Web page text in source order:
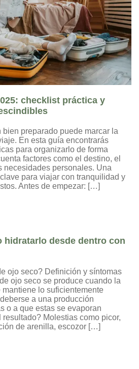
checklist práctica y
preparado puede marcar la
En esta guía encontrarás
para organizarlo de forma
factores como el destino, el
necesidades personales. Una
para viajar con tranquilidad y
Antes de empezar: […]
hidratarlo desde dentro con
ojo seco? Definición y síntomas
ojo seco se produce cuando la
lo suficientemente
a una producción
o a que estas se evaporan
Molestias como picor,
de arenilla, escozor […]